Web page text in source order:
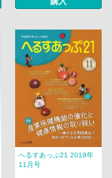
へるすあっぷ21 2019年
11月号